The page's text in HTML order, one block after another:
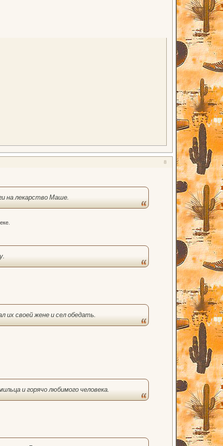
8
на лекарство Маше.
их своей жене и сел обедать.
и горячо любимого человека.